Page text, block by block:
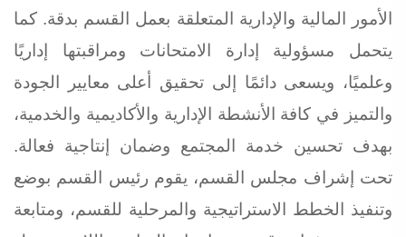
الأمور المالية والإدارية المتعلقة بعمل القسم بدقة. كما
يتحمل مسؤولية إدارة الامتحانات ومراقبتها إداريًا
وعلميًا، ويسعى دائمًا إلى تحقيق أعلى معايير الجودة
والتميز في كافة الأنشطة الإدارية والأكاديمية والخدمية،
بهدف تحسين خدمة المجتمع وضمان إنتاجية فعالة.
تحت إشراف مجلس القسم، يقوم رئيس القسم بوضع
وتنفيذ الخطط الاستراتيجية والمرحلية للقسم، ومتابعة